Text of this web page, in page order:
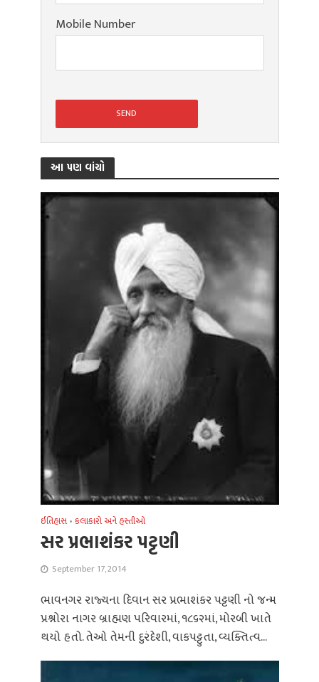
Mobile Number
આ પણ વાંચો
ઈતિહાસ •કલાકારો અને હસ્તીઓ
સર પ્રભાશંકર પટ્ટણી
September 17, 2014
ભાવનગર રાજ્યના દિવાન સર પ્રભાશંકર પટ્ટણી નો જન્મ
પ્રશ્નોરા નાગર બ્રાહ્મણ પરિવારમાં, ૧૮૬૨માં, મોરબી ખાતે
થયો હતો. તેઓ તેમની દુરંદેશી, વાકપટ્ટુતા, વ્યક્તિત્વ...